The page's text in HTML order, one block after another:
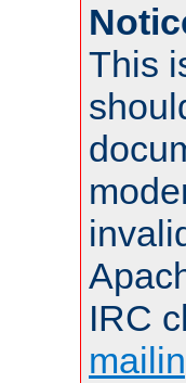
This
IRC